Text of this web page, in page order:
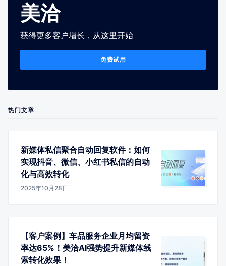
美洽
获得更多客户增长，从这里开始
免费试用
热门文章
新媒体私信聚合自动回复软件：如何
实现抖音、微信、小红书私信的自动
化与高效转化
2025年10月28日
【客户案例】车品服务企业月均留资
率达65%！美洽AI强势提升新媒体线
索转化效果！